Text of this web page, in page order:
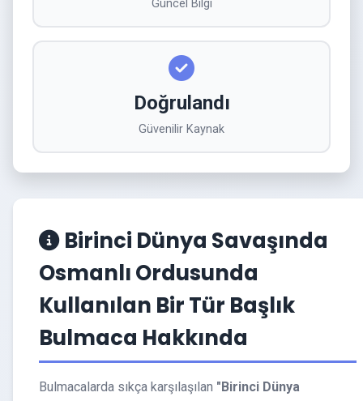
Güncel Bilgi
Doğrulandı
Güvenilir Kaynak
Birinci Dünya Savaşında
Osmanlı Ordusunda
Kullanılan Bir Tür Başlık
Bulmaca Hakkında
Bulmacalarda sıkça karşılaşılan "Birinci Dünya